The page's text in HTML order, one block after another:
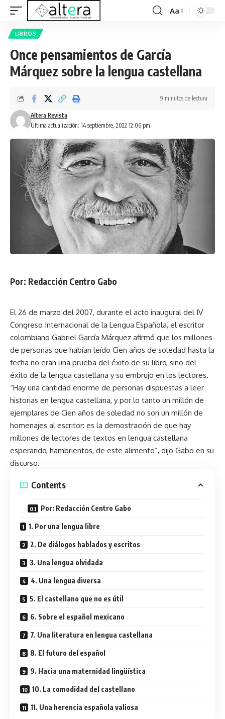
Aa
LIBROS
Once pensamientos de García
Márquez sobre la lengua castellana
Última actualización: 14 septiembre, 2022 12:06 pm
Altera Revista
9 minutos de lectura
Por: Redacción Centro Gabo
El 26 de marzo del 2007, durante el acto inaugural del IV
Congreso Internacional de la Lengua Española, el escritor
colombiano Gabriel García Márquez afirmó que los millones
de personas que habían leído Cien años de soledad hasta la
fecha no eran una prueba del éxito de su libro, sino del
éxito de la lengua castellana y su embrujo en los lectores.
“Hay una cantidad enorme de personas dispuestas a leer
historias en lengua castellana, y por lo tanto un millón de
ejemplares de Cien años de soledad no son un millón de
homenajes al escritor: es la demostración de que hay
millones de lectores de textos en lengua castellana
esperando, hambrientos, de este alimento”, dijo Gabo en su
discurso.
Contents
Por: Redacción Centro Gabo
1. Por una lengua libre
2. De diálogos hablados y escritos
3. Una lengua olvidada
4. Una lengua diversa
5. El castellano que no es útil
6. Sobre el español mexicano
7. Una literatura en lengua castellana
8. El futuro del español
9. Hacia una maternidad lingüística
10. La comodidad del castellano
11. Una herencia española valiosa